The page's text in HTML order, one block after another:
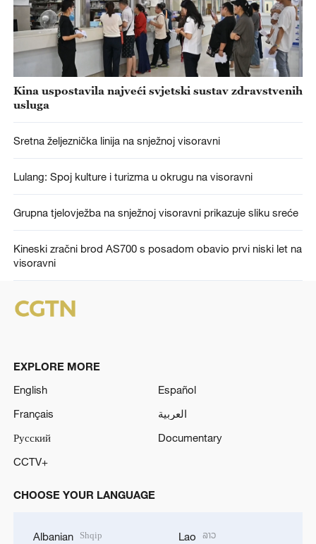
Kina uspostavila najveći svjetski sustav zdravstvenih
usluga
Sretna željeznička linija na snježnoj visoravni
Lulang: Spoj kulture i turizma u okrugu na visoravni
Grupna tjelovježba na snježnoj visoravni prikazuje sliku sreće
Kineski zračni brod AS700 s posadom obavio prvi niski let na
visoravni
EXPLORE MORE
English
Español
Français
العربية
Русский
Documentary
CCTV+
CHOOSE YOUR LANGUAGE
Albanian Shqip Lao ລາວ